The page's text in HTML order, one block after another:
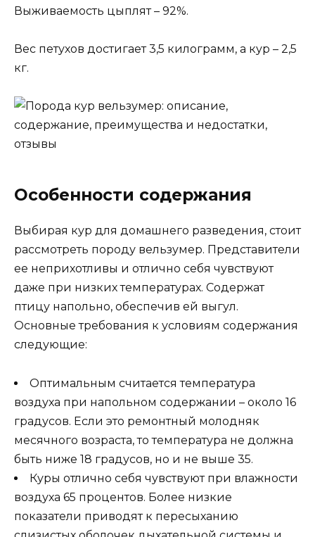
Выживаемость цыплят – 92%.
Вес петухов достигает 3,5 килограмм, а кур – 2,5
кг.
Особенности содержания
Выбирая кур для домашнего разведения, стоит
рассмотреть породу вельзумер. Представители
ее неприхотливы и отлично себя чувствуют
даже при низких температурах. Содержат
птицу напольно, обеспечив ей выгул.
Основные требования к условиям содержания
следующие:
Оптимальным считается температура
воздуха при напольном содержании – около 16
градусов. Если это ремонтный молодняк
месячного возраста, то температура не должна
быть ниже 18 градусов, но и не выше 35.
Куры отлично себя чувствуют при влажности
воздуха 65 процентов. Более низкие
показатели приводят к пересыханию